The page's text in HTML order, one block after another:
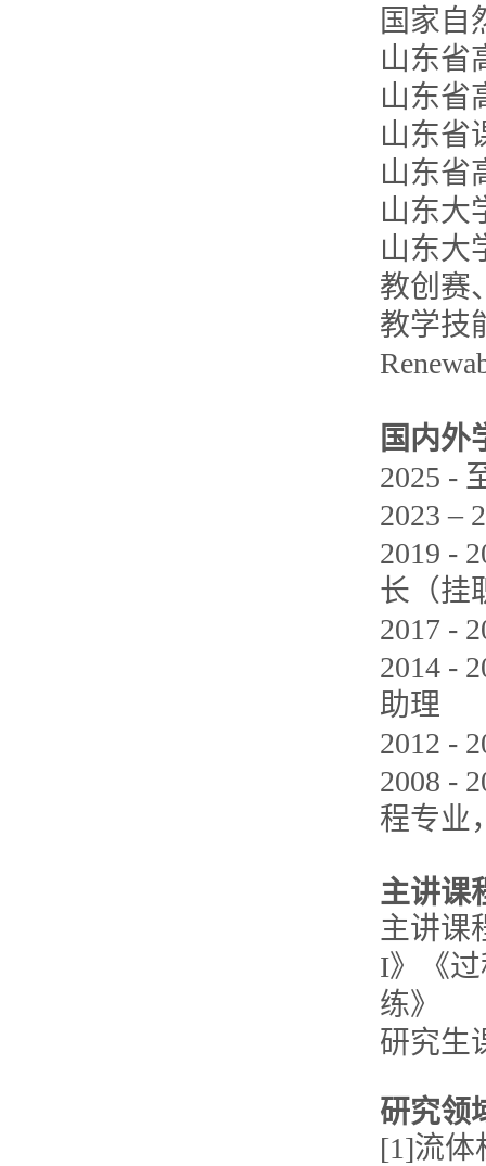
国家自
山东省
山东省
山东省
山东省
山东大
山东大
教创赛
教学技
国内外
2025 -
2023 –
2019 -
长（挂
2017 -
2014 -
助理
2012 -
2008 -
程专业
主讲课
主讲课
I》《
练》
研究生
研究领
[1]流体